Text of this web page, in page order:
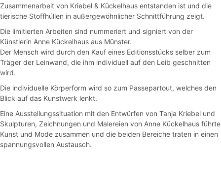
Zusammenarbeit von Kriebel & Kückelhaus entstanden ist und die
tierische Stoffhüllen in außergewöhnlicher Schnittführung zeigt.
Die limitierten Arbeiten sind nummeriert und signiert von der
Künstlerin Anne Kückelhaus aus Münster.
Der Mensch wird durch den Kauf eines Editionsstücks selber zum
Träger der Leinwand, die ihm individuell auf den Leib geschnitten
wird.
Die individuelle Körperform wird so zum Passepartout, welches den
Blick auf das Kunstwerk lenkt.
Eine Ausstellungssituation mit den Entwürfen von Tanja Kriebel und
Skulpturen, Zeichnungen und Malereien von Anne Kückelhaus führte
Kunst und Mode zusammen und die beiden Bereiche traten in einen
spannungsvollen Austausch.